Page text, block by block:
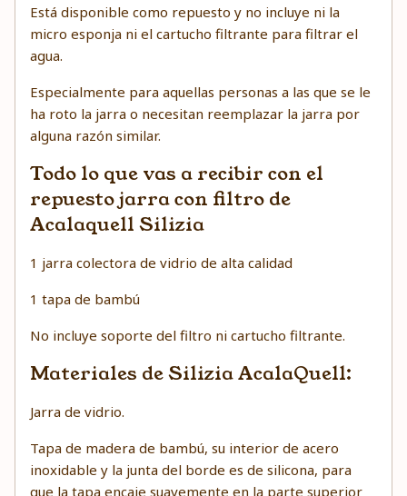
Está disponible como repuesto y no incluye ni la
micro esponja ni el cartucho filtrante para filtrar el
agua.
Especialmente para aquellas personas a las que se le
ha roto la jarra o necesitan reemplazar la jarra por
alguna razón similar.
Todo lo que vas a recibir con el
repuesto jarra con filtro de
Acalaquell Silizia
1 jarra colectora de vidrio de alta calidad
1 tapa de bambú
No incluye soporte del filtro ni cartucho filtrante.
Materiales de Silizia AcalaQuell:
Jarra de vidrio.
Tapa de madera de bambú, su interior de acero
inoxidable y la junta del borde es de silicona, para
que la tapa encaje suavemente en la parte superior